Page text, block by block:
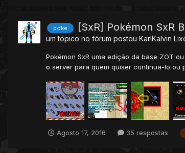
poke [SxR] Pokémon SxR
um tópico no fórum postou KarlKalvin
Pokémon SxR uma edição da base ZOT
o server para quem quiser continua-lo ou
Agosto 17, 2016 35 respostas